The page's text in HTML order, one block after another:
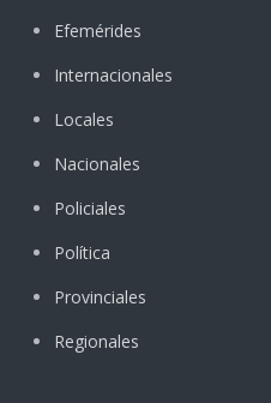
Efemérides
Internacionales
Locales
Nacionales
Policiales
Política
Provinciales
Regionales